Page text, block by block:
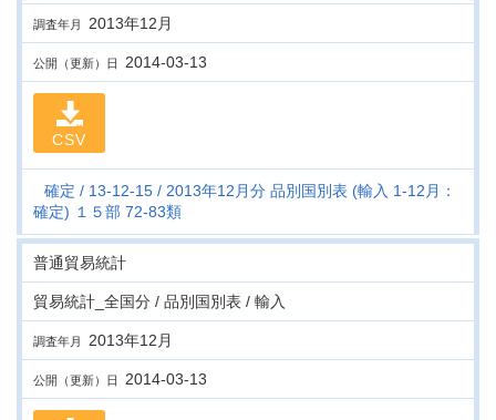
調査年月 2013年12月
公開（更新）日 2014-03-13
CSV
確定 13-12-15
2013年12月分 品別国別表 (輸入 1-12月：
確定) １５部 72-83類
普通貿易統計
貿易統計_全国分 / 品別国別表 / 輸入
調査年月 2013年12月
公開（更新）日 2014-03-13